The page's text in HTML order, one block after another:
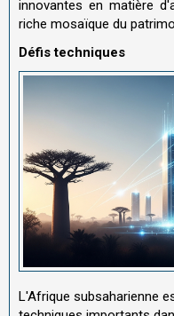
innovantes en matière
riche mosaïque du
Défis techniques
L'Afrique subsaharienne